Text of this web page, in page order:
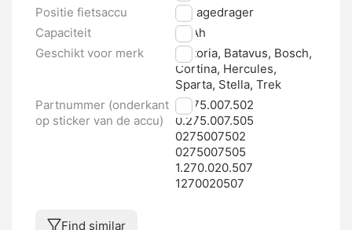
Positie fietsaccu
Bagagedrager
Capaciteit
17 Ah
Geschikt voor merk
Victoria, Batavus, Bosch,
Cortina, Hercules,
Sparta, Stella, Trek
Partnummer (onderkant
op sticker van de accu)
0.275.007.502
0.275.007.505
0275007502
0275007505
1.270.020.507
1270020507
Find similar